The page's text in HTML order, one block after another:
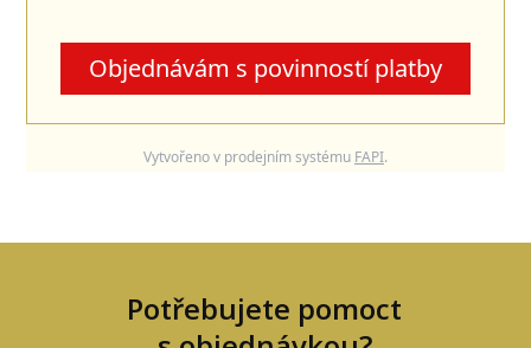
Objednávám s povinností platby
Vytvořeno v prodejním systému FAPI.
Potřebujete pomoct